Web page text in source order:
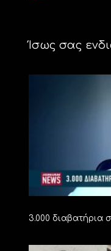
Ίσως σας
3.000 διαβατήρια